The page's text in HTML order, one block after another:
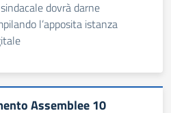
dovrà darne
l’apposita istanza
Assemblee 10